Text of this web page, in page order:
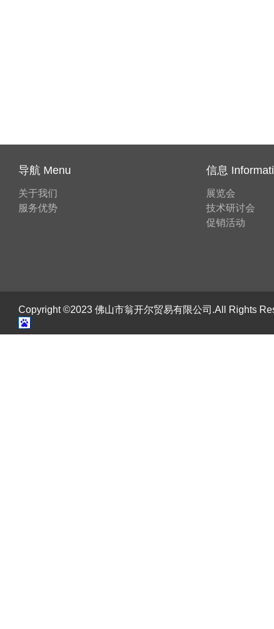
导航 Menu
关于我们
服务优势
信息
展览会
技术研讨会
促销活动
Copyright ©2023 佛山市翁开尔贸易有限公司.All Rights